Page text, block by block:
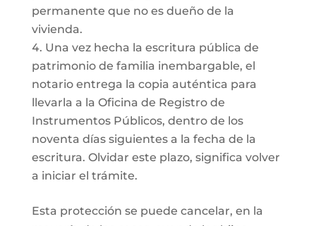
permanente que no es dueño de la
vivienda.
Una vez hecha la escritura pública de
patrimonio de familia inembargable, el
notario entrega la copia auténtica para
llevarla a la Oficina de Registro de
Instrumentos Públicos, dentro de los
noventa días siguientes a la fecha de la
escritura. Olvidar este plazo, significa volver
a iniciar el trámite.
Esta protección se puede cancelar, en la